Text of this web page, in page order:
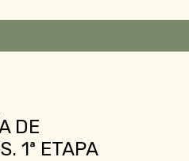
DE
1ª ETAPA